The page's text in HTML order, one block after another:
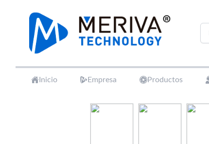
Your Company
Inicio Empresa Productos